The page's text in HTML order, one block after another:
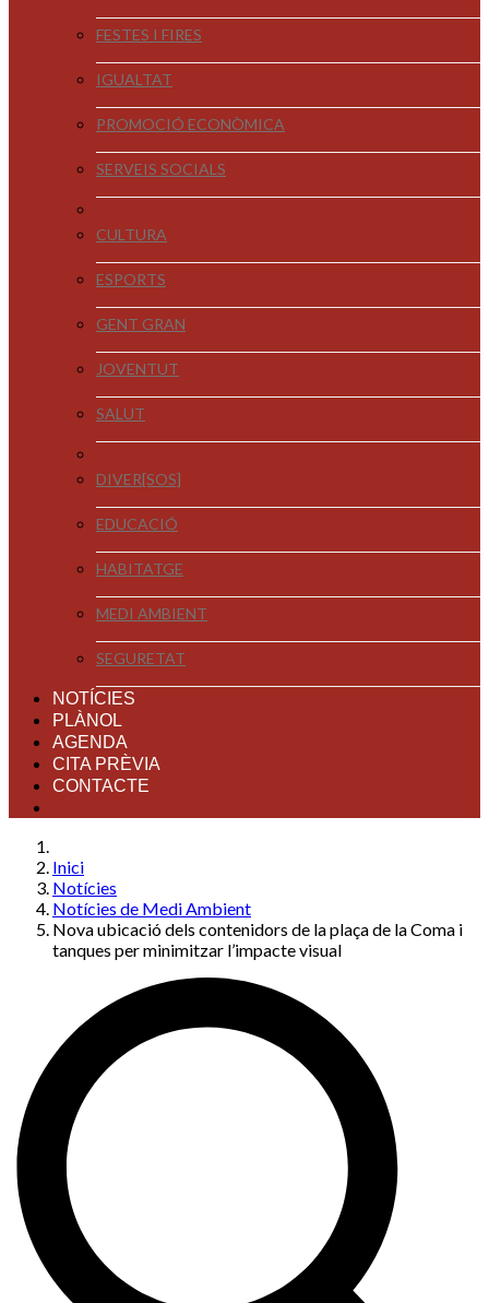
FESTES I FIRES
IGUALTAT
PROMOCIÓ ECONÒMICA
SERVEIS SOCIALS
CULTURA
ESPORTS
GENT GRAN
JOVENTUT
SALUT
DIVER[SOS]
EDUCACIÓ
HABITATGE
MEDI AMBIENT
SEGURETAT
NOTÍCIES
PLÀNOL
AGENDA
CITA PRÈVIA
CONTACTE
Inici
Notícies
Notícies de Medi Ambient
Nova ubicació dels contenidors de la plaça de la Coma i
tanques per minimitzar l’impacte visual